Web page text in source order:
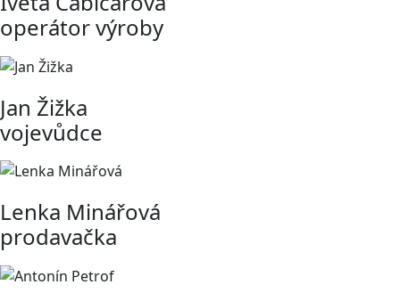
operátor výroby
Jan Žižka
vojevůdce
Lenka Minářová
prodavačka